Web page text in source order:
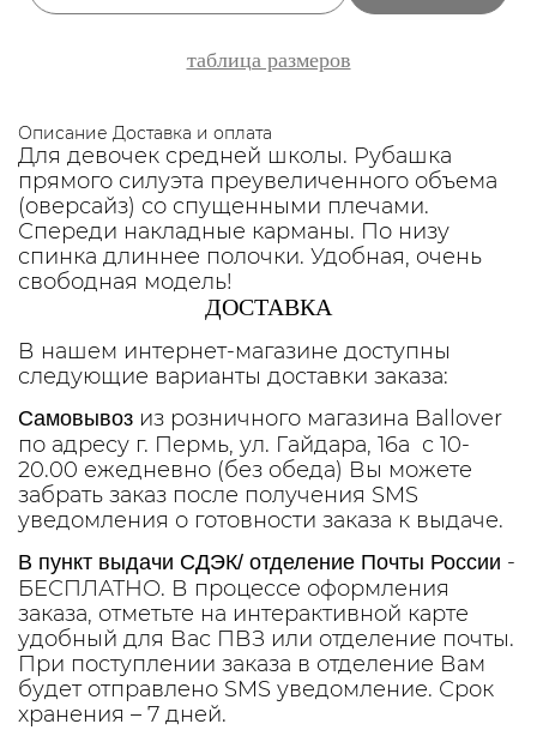
таблица размеров
Описание Доставка и оплата
Для девочек средней школы. Рубашка
прямого силуэта преувеличенного объема
(оверсайз) со спущенными плечами.
Спереди накладные карманы. По низу
спинка длиннее полочки. Удобная, очень
свободная модель!
ДОСТАВКА
В нашем интернет-магазине доступны
следующие варианты доставки заказа:
Самовывоз из розничного магазина Ballover
по адресу г. Пермь, ул. Гайдара, 16а с 10-
20.00 ежедневно (без обеда) Вы можете
забрать заказ после получения SMS
уведомления о готовности заказа к выдаче.
В пункт выдачи СДЭК/ отделение Почты России -
БЕСПЛАТНО. В процессе оформления
заказа, отметьте на интерактивной карте
удобный для Вас ПВЗ или отделение почты.
При поступлении заказа в отделение Вам
будет отправлено SMS уведомление. Срок
хранения – 7 дней.